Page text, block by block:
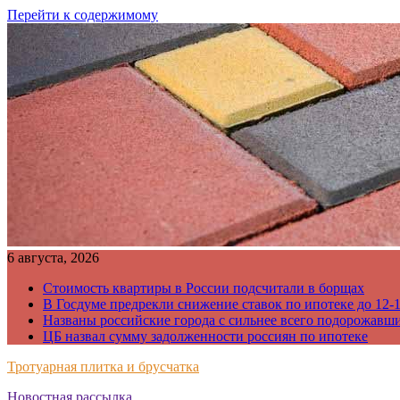
Перейти к содержимому
6 августа, 2026
Стоимость квартиры в России подсчитали в борщах
В Госдуме предрекли снижение ставок по ипотеке до 12-
Названы российские города с сильнее всего
ЦБ назвал сумму задолженности россиян по ипотеке
Тротуарная плитка и брусчатка
Новостная рассылка